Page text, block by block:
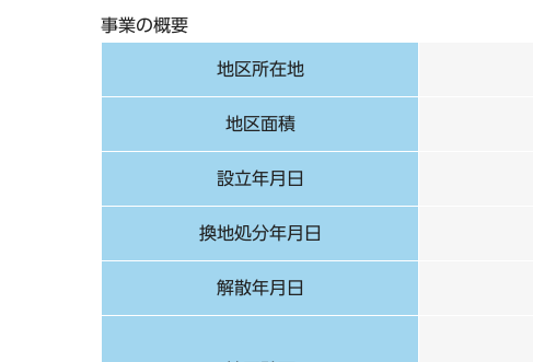
事業の概要
地区所在地
地区面積
設立年月日
換地処分年月日
解散年月日